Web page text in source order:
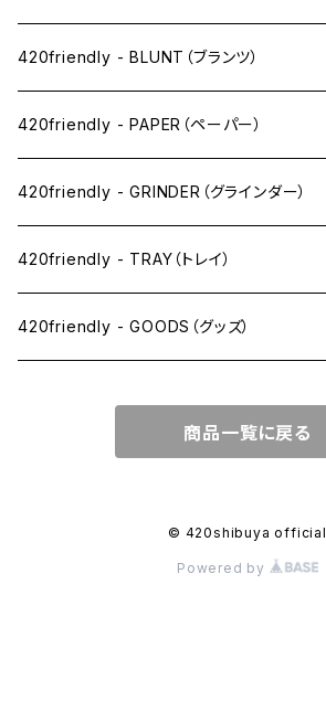
ドライ系
ワックス系
420friendly - BLUNT（ブランツ）
420friendly - PAPER（ペーパー）
SW(シングルワイド）サイズ
1 1/4サイズ
キングサイズスリム
キングサイズワイド
420friendly - GRINDER（グラインダー）
420friendly - TRAY（トレイ）
420friendly - GOODS（グッズ）
JOINT（ジョイント系）
CLEANING（掃除・保管）
商品一覧に戻る
© 420shibuya official
Powered by